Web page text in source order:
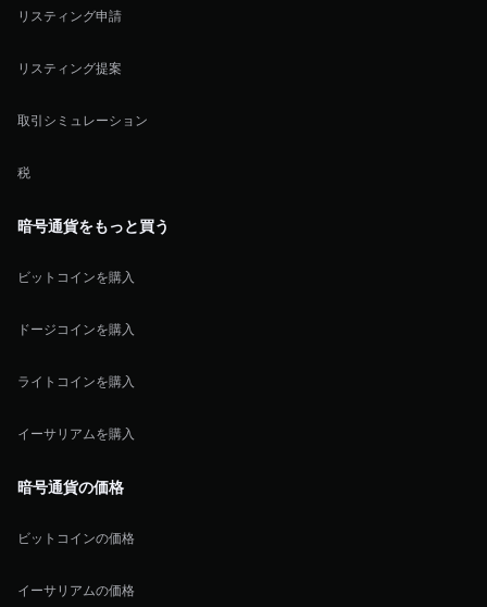
リスティング申請
リスティング提案
取引シミュレーション
税
暗号通貨をもっと買う
ビットコインを購入
ドージコインを購入
ライトコインを購入
イーサリアムを購入
暗号通貨の価格
ビットコインの価格
イーサリアムの価格